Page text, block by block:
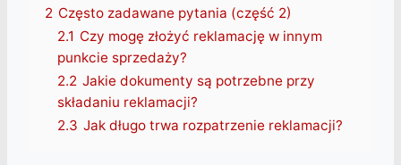
2 Często zadawane pytania (część 2)
2.1 Czy mogę złożyć reklamację w innym
punkcie sprzedaży?
2.2 Jakie dokumenty są potrzebne przy
składaniu reklamacji?
2.3 Jak długo trwa rozpatrzenie reklamacji?